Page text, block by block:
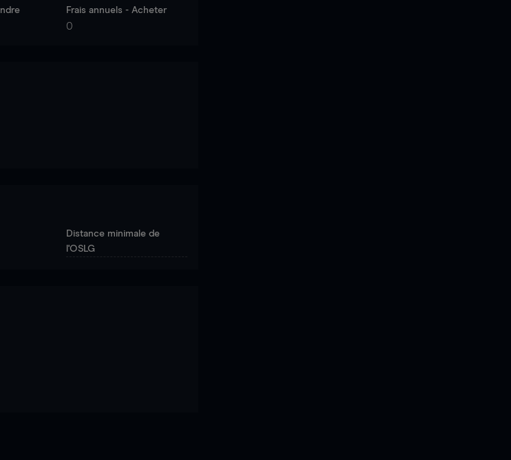
Frais annuels - Acheter
0
Distance minimale de
l'OSLG